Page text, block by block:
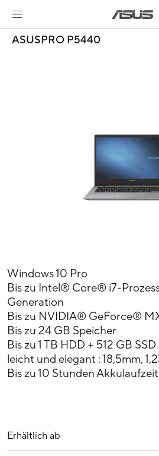
ASUSPRO P5440
Windows 10 Pro
Bis zu Intel® Core® i7-
Generation
Bis zu NVIDIA® GeForce®
Bis zu 24 GB Speicher
Bis zu 1 TB HDD + 512 GB
leicht und elegant : 18,5mm,
Bis zu 10 Stunden Akkulaufzeit
Erhältlich ab